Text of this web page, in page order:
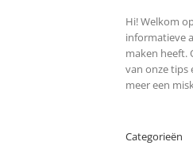
Hi! Welkom
informatieve
maken heeft.
van onze tips
meer een
Categorieën